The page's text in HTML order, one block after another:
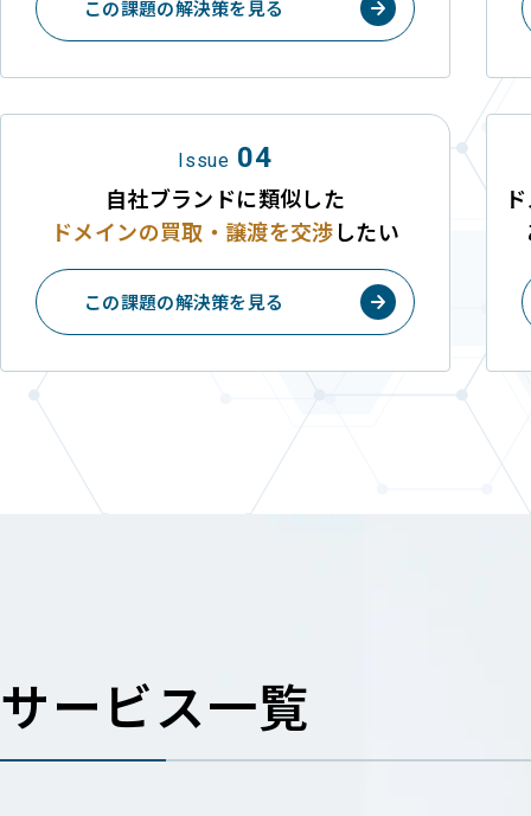
この課題の解決策を見る
Issue 04
自社ブランドに類似した
ドメインの買取・譲渡を交渉したい
この課題の解決策を見る
サービス一覧